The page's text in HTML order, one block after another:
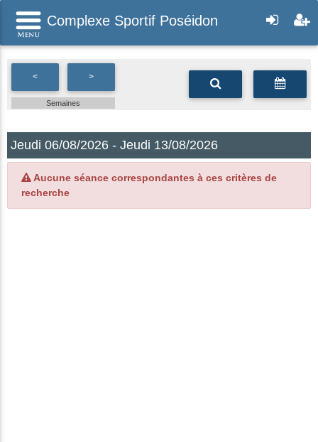
Complexe Sportif Poséidon
< >
Semaines
Jeudi 06/08/2026 - Jeudi 13/08/2026
Aucune séance correspondantes à ces critères de
recherche